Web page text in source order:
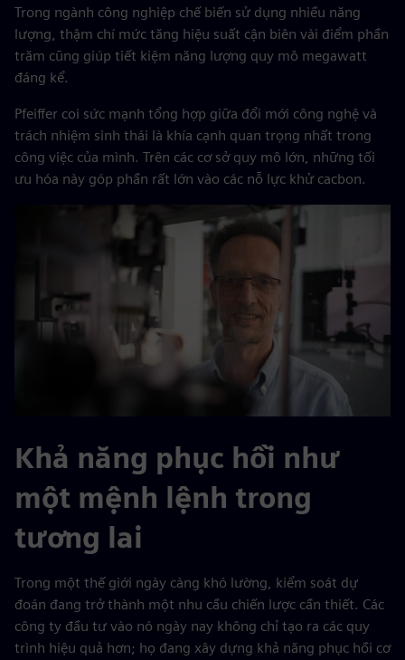
Trong ngành công nghiệp chế biến sử dụng nhiều năng
lượng, thậm chí mức tăng hiệu suất cận biên vài điểm phần
trăm cũng giúp tiết kiệm năng lượng quy mô megawatt
đáng kể.
Pfeiffer coi sức mạnh tổng hợp giữa đổi mới công nghệ và
trách nhiệm sinh thái là khía cạnh quan trọng nhất trong
công việc của mình. Trên các cơ sở quy mô lớn, những tối
ưu hóa này góp phần rất lớn vào các nỗ lực khử cacbon.
Khả năng phục hồi như
một mệnh lệnh trong
tương lai
Trong một thế giới ngày càng khó lường, kiểm soát dự
đoán đang trở thành một nhu cầu chiến lược cần thiết. Các
công ty đầu tư vào nó ngày nay không chỉ tạo ra các quy
trình hiệu quả hơn; họ đang xây dựng khả năng phục hồi cơ